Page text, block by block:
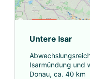
Untere Isar
Isarmündung und
Donau, ca. 40 km